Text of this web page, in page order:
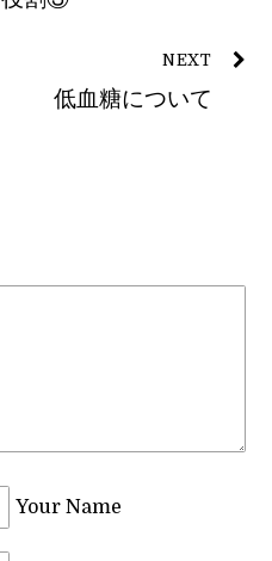
NEXT
低血糖について
Your Name